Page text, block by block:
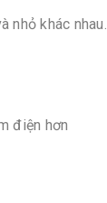
nhỏ khác nhau.
điện hơn